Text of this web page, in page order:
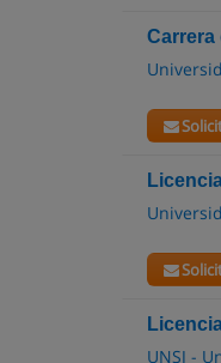
Carrera
UNSJ -